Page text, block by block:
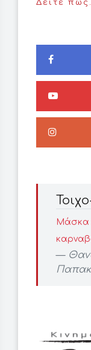
Δείτε
Μάσκα